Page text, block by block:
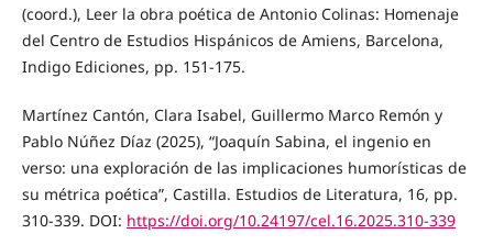
(coord.), Leer la obra poética de Antonio Colinas: Homenaje
del Centro de Estudios Hispánicos de Amiens, Barcelona,
Indigo Ediciones, pp. 151-175.
Martínez Cantón, Clara Isabel, Guillermo Marco Remón y
Pablo Núñez Díaz (2025), “Joaquín Sabina, el ingenio en
verso: una exploración de las implicaciones humorísticas de
su métrica poética”, Castilla. Estudios de Literatura, 16, pp.
310-339. DOI: https://doi.org/10.24197/cel.16.2025.310-339